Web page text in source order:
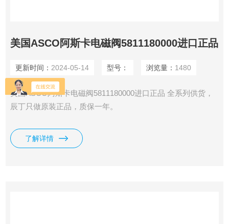
美国ASCO阿斯卡电磁阀5811180000进口正品
更新时间： 2024-05-14 型号： 浏览量： 1480
美国ASCO阿斯卡电磁阀5811180000进口正品 全系列供货，
辰丁只做原装正品，质保一年。
了解详情